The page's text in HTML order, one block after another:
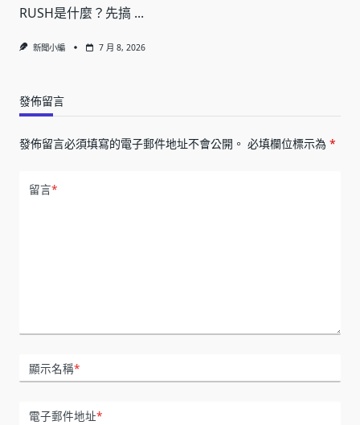
RUSH是什麼？先搞 ...
新聞小編 7 月 8, 2026
發佈留言
發佈留言必須填寫的電子郵件地址不會公開。 必填欄位標示為 *
留言*
顯示名稱*
電子郵件地址*